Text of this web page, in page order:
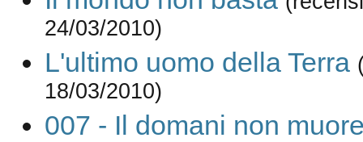
24/03/2010)
L'ultimo uomo della Terra
18/03/2010)
007 - Il domani non